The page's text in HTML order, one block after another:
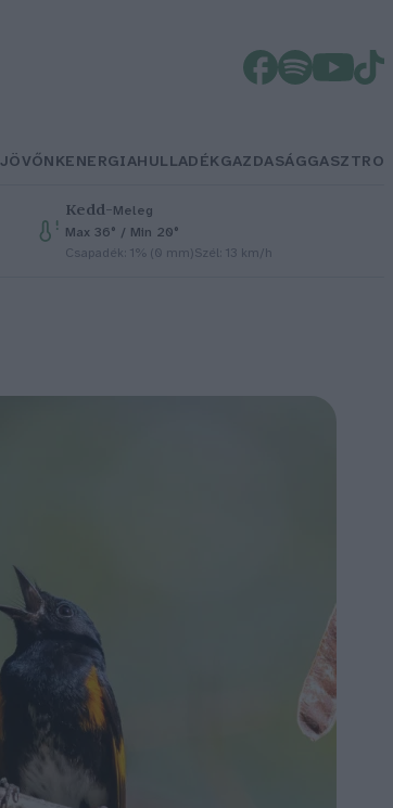
JÖVŐNKENERGIAHULLADÉKGAZDASÁGGASZTRO
Kedd–Meleg
Max 36° / Min 20°
Csapadék: 1% (0 mm)Szél: 13 km/h